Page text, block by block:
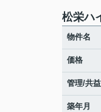
松栄ハ
物件名
価格
管理/共
築年月